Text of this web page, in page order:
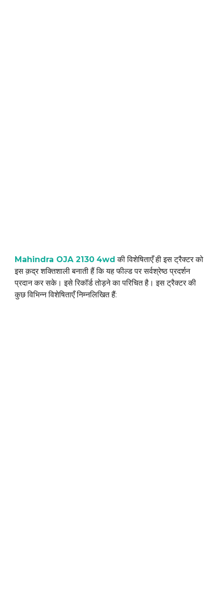
Mahindra OJA 2130 4wd की विशेषिताएँ ही इस ट्रैक्टर को
इस क़द्र शक्तिशाली बनाती हैं कि यह फील्ड पर सर्वश्रेष्ठ प्रदर्शन
प्रदान कर सके। इसे रिकॉर्ड तोड़ने का परिचित है। इस ट्रैक्टर की
कुछ विभिन्न विशेषिताएँ निम्नलिखित हैं: